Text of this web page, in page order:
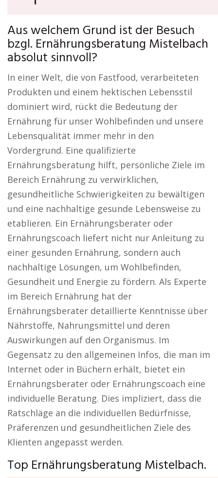
Aus welchem Grund ist der Besuch
bzgl. Ernährungsberatung Mistelbach
absolut sinnvoll?
In einer Welt, die von Fastfood, verarbeiteten
Produkten und einem hektischen Lebensstil
dominiert wird, rückt die Bedeutung der
Ernährung für unser Wohlbefinden und unsere
Lebensqualität immer mehr in den
Vordergrund. Eine qualifizierte
Ernährungsberatung hilft, persönliche Ziele im
Bereich Ernährung zu verwirklichen,
gesundheitliche Schwierigkeiten zu bewältigen
und eine nachhaltige gesunde Lebensweise zu
etablieren. Ein Ernährungsberater oder
Ernährungscoach liefert nicht nur Anleitung zu
einer gesunden Ernährung, sondern auch
nachhaltige Lösungen, um Wohlbefinden,
Gesundheit und Energie zu fördern. Als Experte
im Bereich Ernährung hat der
Ernährungsberater detaillierte Kenntnisse über
Nährstoffe, Nahrungsmittel und deren
Auswirkungen auf den Organismus. Im
Gegensatz zu den allgemeinen Infos, die man im
Internet oder in Büchern erhält, bietet ein
Ernährungsberater oder Ernährungscoach eine
individuelle Beratung. Dies impliziert, dass die
Ratschläge an die individuellen Bedürfnisse,
Präferenzen und gesundheitlichen Ziele des
Klienten angepasst werden.
Top Ernährungsberatung Mistelbach.